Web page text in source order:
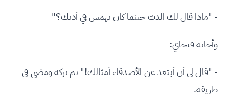
- "ماذا قال لك الدبّ حينما كان يهمس في أذنك؟"
وأجابه فيجاي:
- "قال لي أن أبتعد عن الأصدقاء أمثالك!" ثم تركه ومضى في
طريقه.